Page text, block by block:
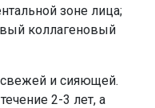
зоне лица;
коллагеновый
и сияющей.
2-3 лет, а